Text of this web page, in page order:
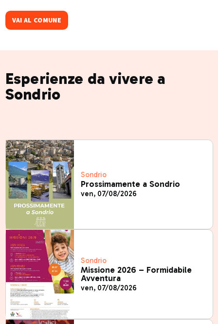
VAI AL COMUNE
Esperienze da vivere a
Sondrio
Sondrio
Prossimamente a Sondrio
ven, 07/08/2026
Sondrio
Missione 2026 – Formidabile
Avventura
ven, 07/08/2026